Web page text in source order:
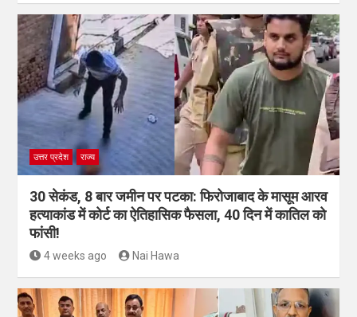
उत्तर प्रदेश राज्य
30 सेकंड, 8 बार जमीन पर पटका: फिरोजाबाद के मासूम आरव
हत्याकांड में कोर्ट का ऐतिहासिक फैसला, 40 दिन में कातिल को
फांसी!
4 weeks ago Nai Hawa